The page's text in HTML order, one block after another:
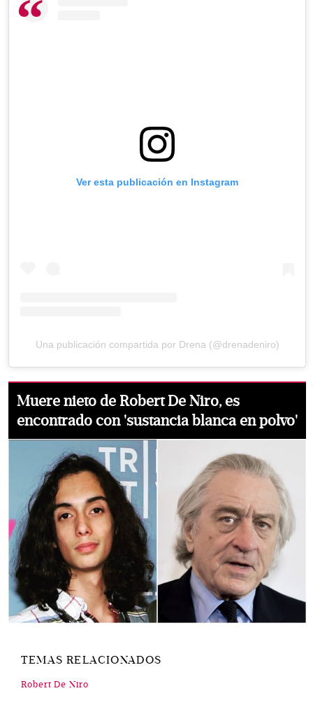
Ver esta publicación en Instagram
Una publicación compartida por Drena (@drenadeniro)
Muere nieto de Robert De Niro, es
encontrado con 'sustancia blanca en polvo'
TEMAS RELACIONADOS
Robert De Niro